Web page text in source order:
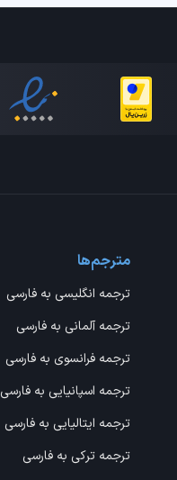
مترجم‌ها
ترجمه انگلیسی به فارسی
ترجمه آلمانی به فارسی
ترجمه فرانسوی به فارسی
ترجمه اسپانیایی به فارسی
ترجمه ایتالیایی به فارسی
ترجمه ترکی به فارسی